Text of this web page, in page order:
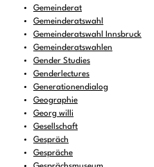
Gemeinderat
Gemeinderatswahl
Gemeinderatswahl Innsbruck
Gemeinderatswahlen
Gender Studies
Genderlectures
Generationendialog
Geographie
Georg willi
Gesellschaft
Gespräch
Gespräche